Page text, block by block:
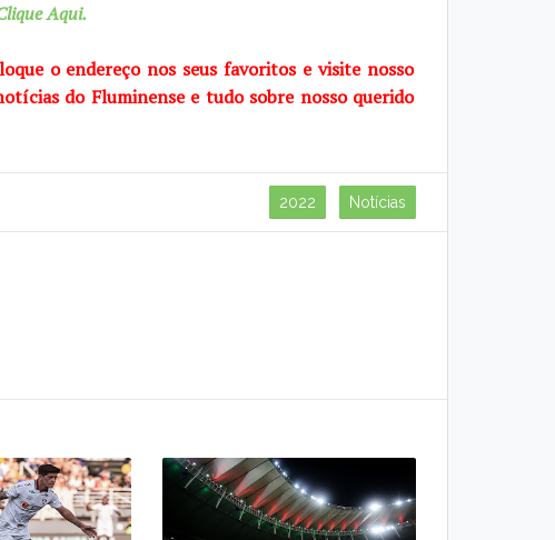
Aqui.
o endereço nos seus favoritos e visite nosso
do Fluminense e tudo sobre nosso querido
2022 Notícias